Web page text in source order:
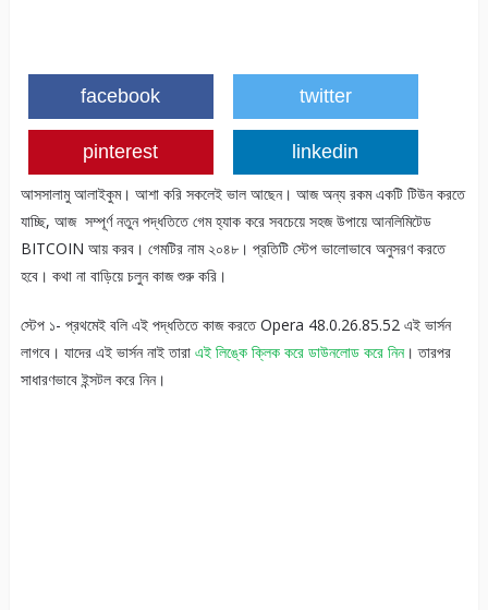
facebook twitter
pinterest linkedin
আসসালামু আলাইকুম। আশা করি সকলেই ভাল আছেন। আজ অন্য রকম একটি টিউন করতে
যাচ্ছি, আজ সম্পূর্ণ নতুন পদ্ধতিতে গেম হ্যাক করে সবচেয়ে সহজ উপায়ে আনলিমিটেড
BITCOIN আয় করব। গেমটির নাম ২০৪৮। প্রতিটি স্টেপ ভালোভাবে অনুসরণ করতে
হবে। কথা না বাড়িয়ে চলুন কাজ শুরু করি।
স্টেপ ১- প্রথমেই বলি এই পদ্ধতিতে কাজ করতে Opera 48.0.26.85.52 এই ভার্সন
লাগবে। যাদের এই ভার্সন নাই তারা এই লিঙ্কে ক্লিক করে ডাউনলোড করে নিন। তারপর
সাধারণভাবে ইন্সটল করে নিন।